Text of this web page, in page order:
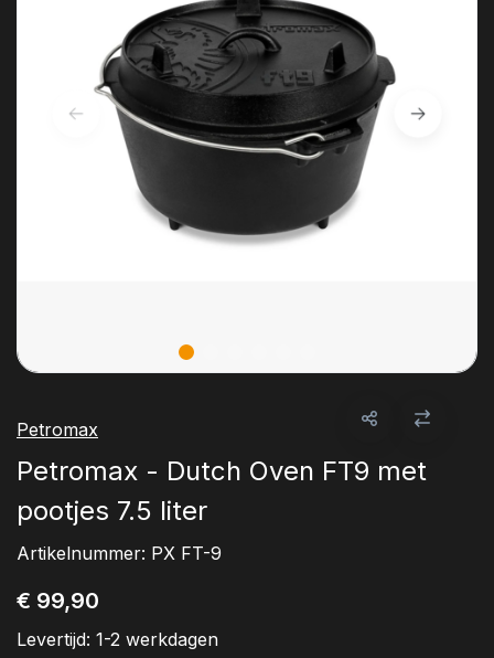
Petromax
Petromax - Dutch Oven FT9 met
pootjes 7.5 liter
Artikelnummer: PX FT-9
€ 99,90
Levertijd: 1-2 werkdagen